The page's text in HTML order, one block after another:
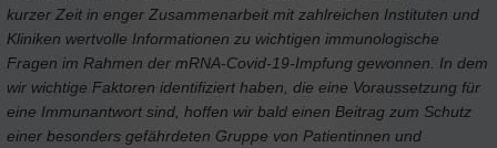
kurzer Zeit in enger Zusammenarbeit mit zahlreichen Instituten und
Kliniken wertvolle Informationen zu wichtigen immunologische
Fragen im Rahmen der mRNA-Covid-19-Impfung gewonnen. In dem
wir wichtige Faktoren identifiziert haben, die eine Voraussetzung für
eine Immunantwort sind, hoffen wir bald einen Beitrag zum Schutz
einer besonders gefährdeten Gruppe von Patientinnen und